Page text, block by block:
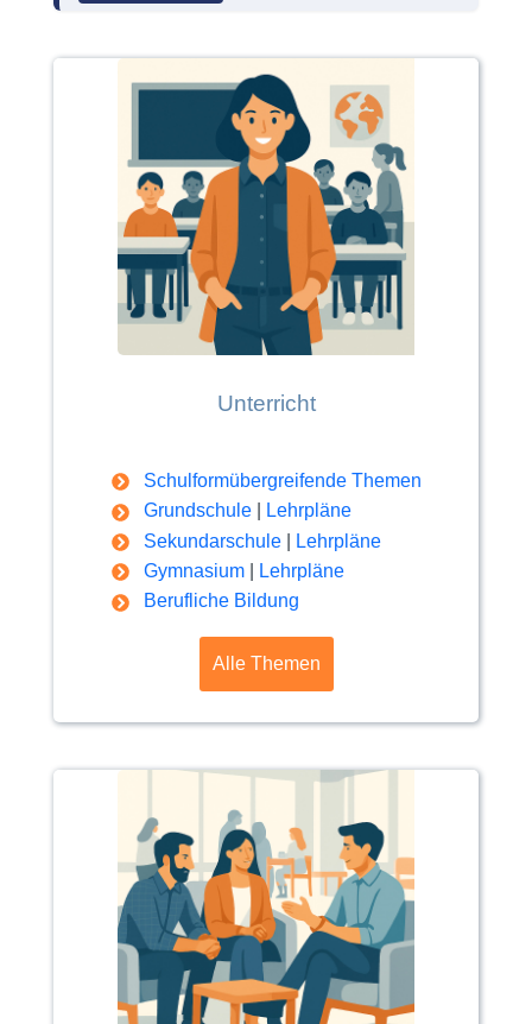
Unterricht
Schulformübergreifende Themen
Grundschule|
Lehrpläne
Sekundarschule|
Lehrpläne
Gymnasium|
Lehrpläne
Berufliche Bildung
Alle Themen